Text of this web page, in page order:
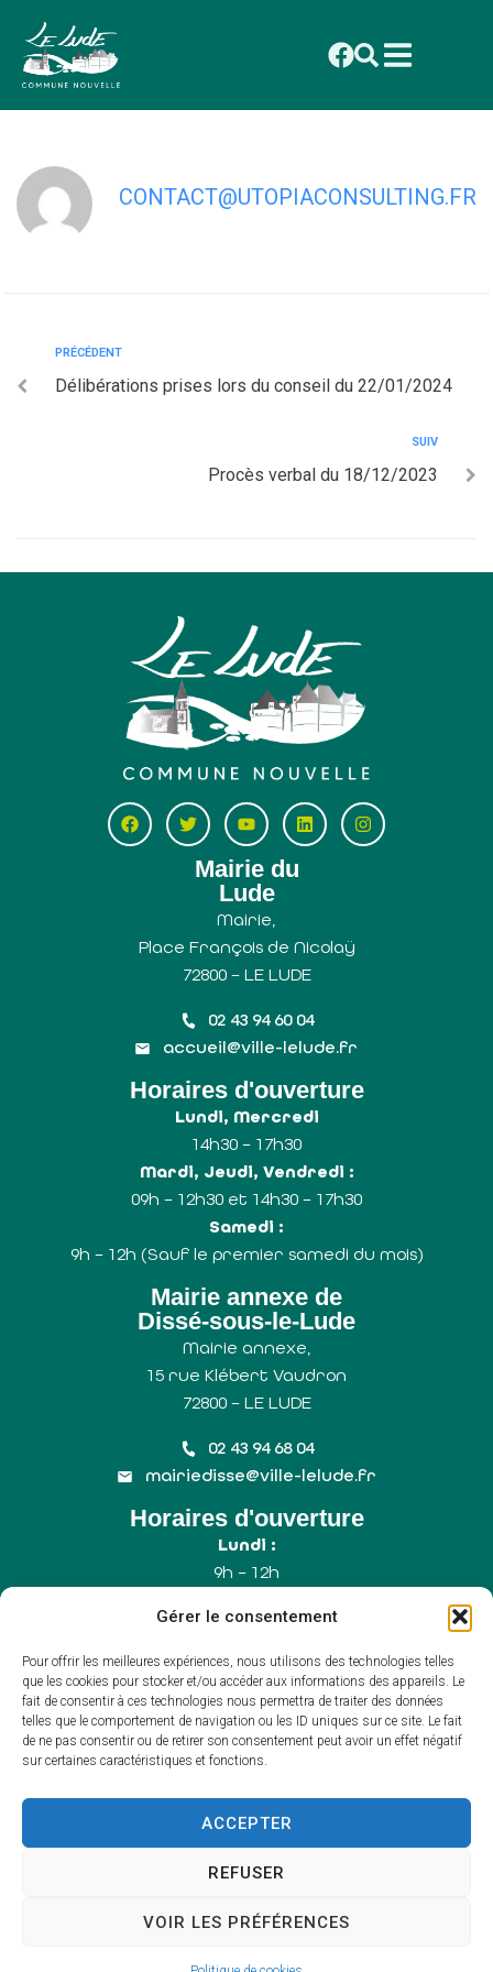
Gérer le consentement
Pour offrir les meilleures expériences, nous utilisons des technologies telles
que les cookies pour stocker et/ou accéder aux informations des appareils. Le
fait de consentir à ces technologies nous permettra de traiter des données
telles que le comportement de navigation ou les ID uniques sur ce site. Le fait
de ne pas consentir ou de retirer son consentement peut avoir un effet négatif
sur certaines caractéristiques et fonctions.
ACCEPTER
REFUSER
VOIR LES PRÉFÉRENCES
principal
Convocation au conseil municipal du
22/01/2024
CONTACT@UTOPIACONSULTING.FR
PRÉCÉDENT
Délibérations prises lors du conseil du 22/01/2024
SUIV
Procès verbal du 18/12/2023
Mairie du
Lude
Mairie,
Place François de Nicolaÿ
72800 – LE LUDE
02 43 94 60 04
accueil@ville-lelude.fr
Horaires d'ouverture
Lundi, Mercredi
14h30 – 17h30
Mardi, Jeudi, Vendredi :
09h – 12h30 et 14h30 – 17h30
Samedi :
9h – 12h (Sauf le premier samedi du mois)
Mairie annexe de
Dissé-sous-le-Lude
Mairie annexe,
15 rue Klébert Vaudron
72800 – LE LUDE
02 43 94 68 04
mairiedisse@ville-lelude.fr
Horaires d'ouverture
Lundi :
9h – 12h
9h – 12h
Samedi :
9h – 12h (Uniquement le 1er samedi du mois)
Accessibilité
Mentions légales
Confidentialité